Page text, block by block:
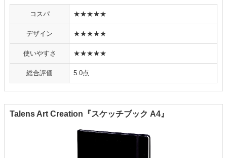
コスパ ★★★★★
デザイン ★★★★★
使いやすさ ★★★★★
総合評価 5.0点
Talens Art Creation『スケッチブック A4』